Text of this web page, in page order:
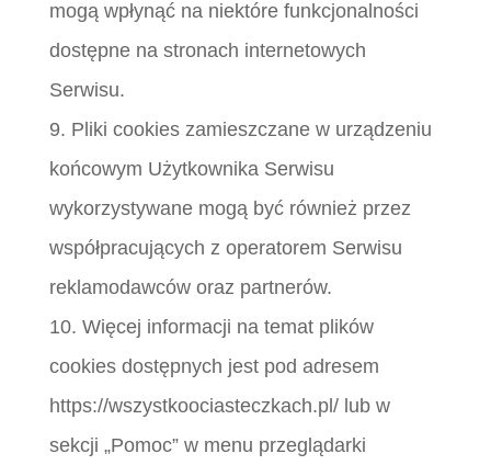
mogą wpłynąć na niektóre funkcjonalności
dostępne na stronach internetowych
Serwisu.
9. Pliki cookies zamieszczane w urządzeniu
końcowym Użytkownika Serwisu
wykorzystywane mogą być również przez
współpracujących z operatorem Serwisu
reklamodawców oraz partnerów.
10. Więcej informacji na temat plików
cookies dostępnych jest pod adresem
https://wszystkoociasteczkach.pl/ lub w
sekcji „Pomoc” w menu przeglądarki